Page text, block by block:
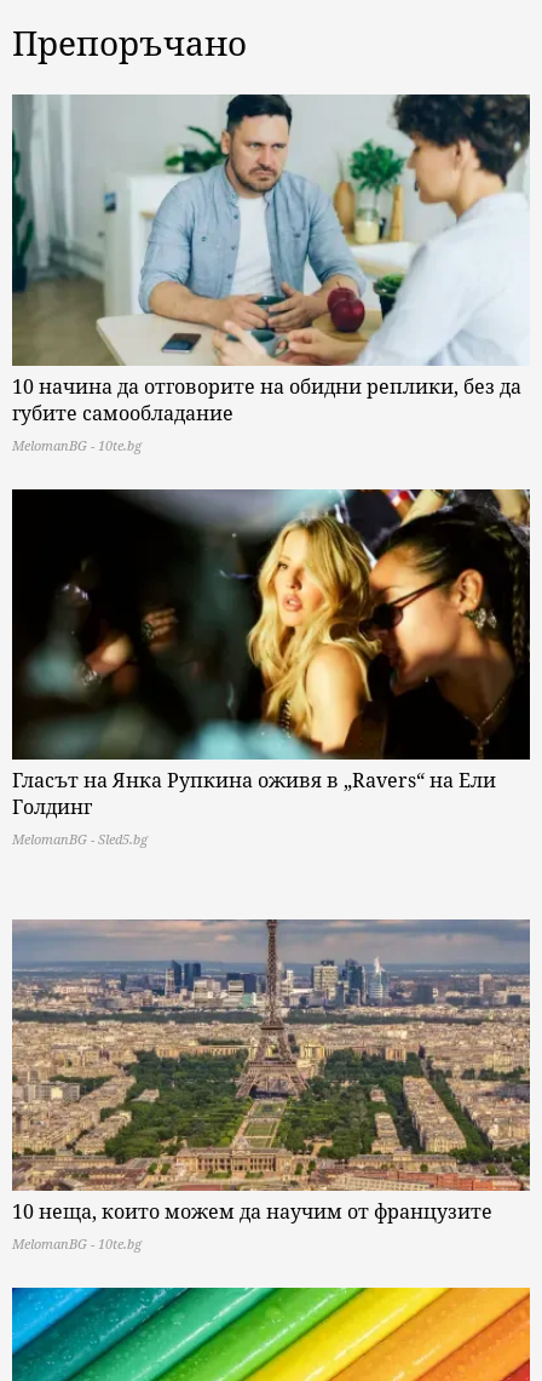
Препоръчано
10 начина да отговорите на обидни реплики, без да
губите самообладание
MelomanBG - 10te.bg
Гласът на Янка Рупкина оживя в „Ravers“ на Ели
Голдинг
MelomanBG - Sled5.bg
10 неща, които можем да научим от французите
MelomanBG - 10te.bg